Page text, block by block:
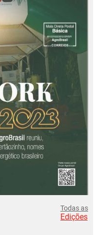
Todas as
Edições